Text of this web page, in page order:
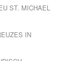
ST. MICHAEL
IN